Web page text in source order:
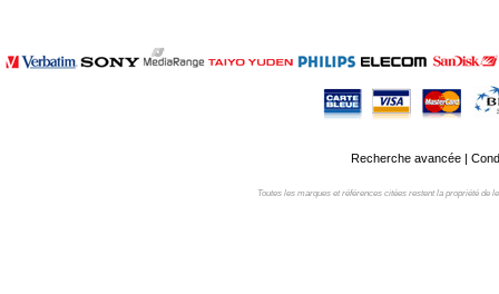
Recherche avancée|
Toutes les marques et références citées restent la propriété de